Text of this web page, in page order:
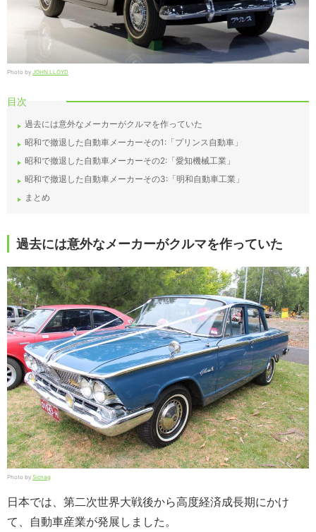
Photo by JOHN LLOYD
目次
過去には意外なメーカーがクルマを作っていた
昭和で撤退した自動車メーカーその1:「プリンス自動車」
昭和で撤退した自動車メーカーその2:「愛知機械工業」
昭和で撤退した自動車メーカーその3:「明和自動車工業」
まとめ
過去には意外なメーカーがクルマを作っていた
Photo by Sicnag
日本では、第二次世界大戦後から高度経済成長期にかけ
て、自動車産業が発展しました。